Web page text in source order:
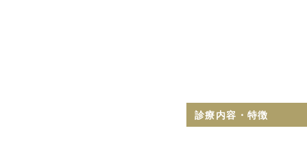
診療内容・特徴